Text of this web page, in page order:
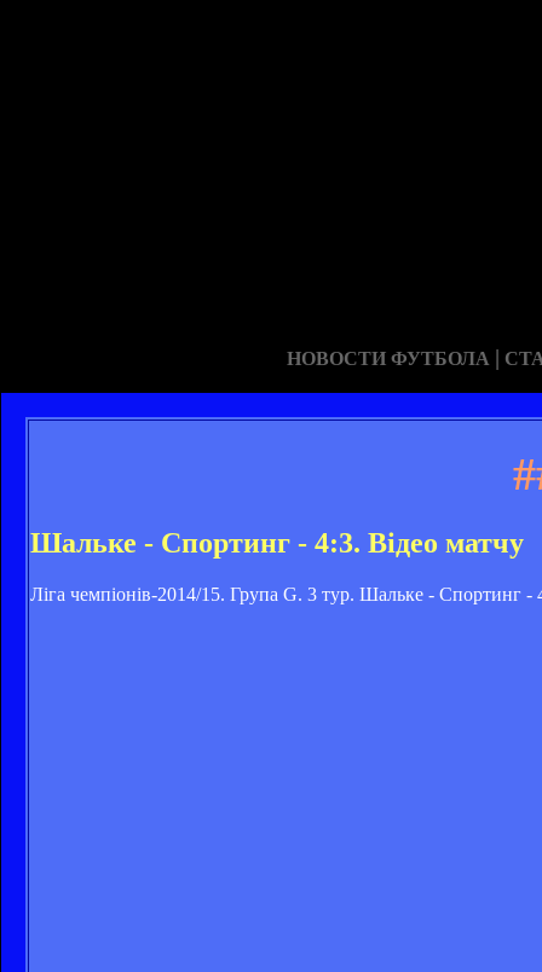
НОВОСТИ ФУТБОЛА |
Шальке - Спортинг - 4:3. Відео матчу
Ліга чемпіонів-2014/15. Група G. 3 тур. Шальке - Спортинг -